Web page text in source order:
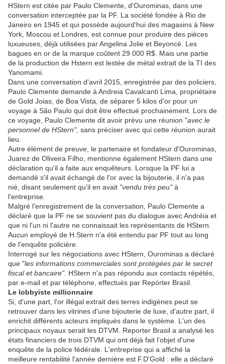
HStern est citée par Paulo Clemente, d'Ourominas, dans une
conversation interceptée par la PF. La société fondée à Rio de
Janeiro en 1945 et qui possède aujourd'hui des magasins à New
York, Moscou et Londres, est connue pour produire des pièces
luxueuses, déjà utilisées par Angelina Jolie et Beyoncé. Les
bagues en or de la marque coûtent 29 000 R$. Mais une partie
de la production de Hstern est lestée de métal extrait de la TI des
Yanomami.
Dans une conversation d'avril 2015, enregistrée par des policiers,
Paulo Clemente demande à Andreia Cavalcanti Lima, propriétaire
de Gold Joias, de Boa Vista, de séparer 5 kilos d'or pour un
voyage à São Paulo qui doit être effectué prochainement. Lors de
ce voyage, Paulo Clemente dit avoir prévu une réunion "avec le
personnel de HStern", sans préciser avec qui cette réunion aurait
lieu.
Autre élément de preuve, le partenaire et fondateur d'Ourominas,
Juarez de Oliveira Filho, mentionne également HStern dans une
déclaration qu'il a faite aux enquêteurs. Lorsque la PF lui a
demandé s'il avait échangé de l'or avec la bijouterie, il n'a pas
nié, disant seulement qu'il en avait "vendu très peu"à
l'entreprise.
Malgré l'enregistrement de la conversation, Paulo Clemente a
déclaré que la PF ne se souvient pas du dialogue avec Andréia et
que ni l'un ni l'autre ne connaissait les représentants de HStern.
Aucun employé de H.Stern n'a été entendu par PF tout au long
de l'enquête policière.
Interrogé sur les négociations avec HStern, Ourominas a déclaré
que "les informations commerciales sont protégées par le secret
fiscal et bancaire". HStern n'a pas répondu aux contacts répétés,
par e-mail et par téléphone, effectués par Repórter Brasil.
Le lobbyiste millionnaire
Si, d'une part, l'or illégal extrait des terres indigènes peut se
retrouver dans les vitrines d'une bijouterie de luxe, d'autre part, il
enrichit différents acteurs impliqués dans le système. L'un des
principaux noyaux serait les DTVM. Reporter Brasil a analysé les
états financiers de trois DTVM qui ont déjà fait l'objet d'une
enquête de la police fédérale. L'entreprise qui a affiché la
meilleure rentabilité l'année dernière est F.D'Gold : elle a déclaré